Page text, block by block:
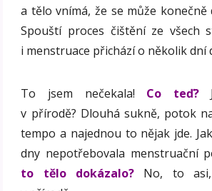
a tělo vnímá, že se může konečně
Spouští proces čištění ze všech
i menstruace přichází o několik dní
To jsem nečekala! Co teď?
v přírodě? Dlouhá sukně, potok
tempo a najednou to nějak jde.
dny nepotřebovala menstruační
to tělo dokázalo? No, to